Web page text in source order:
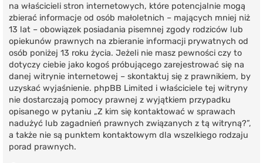
na właścicieli stron internetowych, które potencjalnie mogą
zbierać informacje od osób małoletnich – mających mniej niż
13 lat – obowiązek posiadania pisemnej zgody rodziców lub
opiekunów prawnych na zbieranie informacji prywatnych od
osób poniżej 13 roku życia. Jeżeli nie masz pewności czy to
dotyczy ciebie jako kogoś próbującego zarejestrować się na
danej witrynie internetowej – skontaktuj się z prawnikiem, by
uzyskać wyjaśnienie. phpBB Limited i właściciele tej witryny
nie dostarczają pomocy prawnej z wyjątkiem przypadku
opisanego w pytaniu „Z kim się kontaktować w sprawach
nadużyć lub zagadnień prawnych związanych z tą witryną?”,
a także nie są punktem kontaktowym dla wszelkiego rodzaju
porad prawnych.